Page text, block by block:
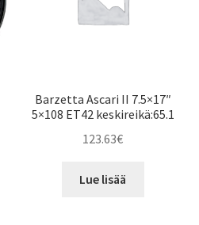
Barzetta Ascari II 7.5×17″
5×108 ET42 keskireikä:65.1
123.63€
Lue lisää